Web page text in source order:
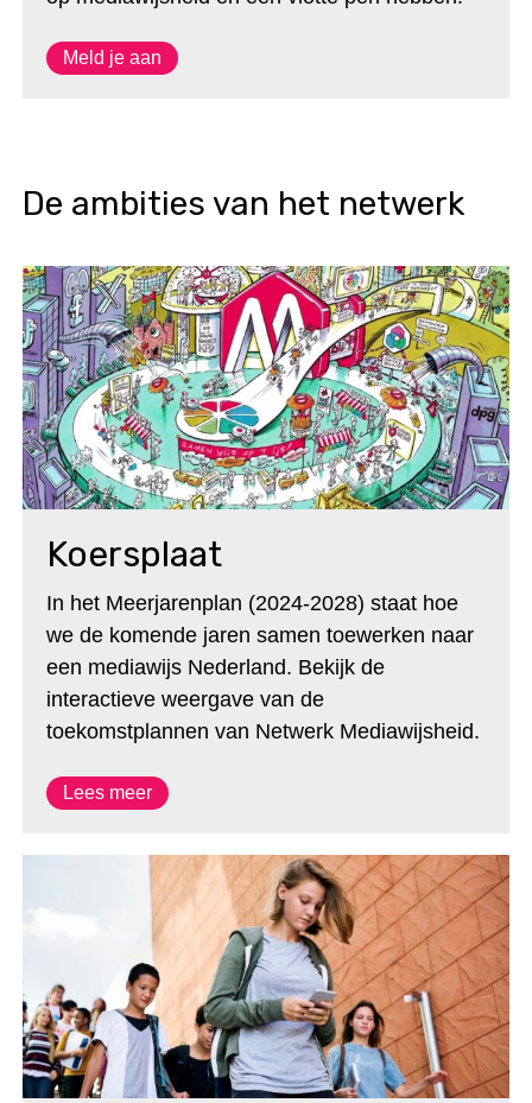
Meld je aan
De ambities van het netwerk
Koersplaat
In het Meerjarenplan (2024-2028) staat hoe
we de komende jaren samen toewerken naar
een mediawijs Nederland. Bekijk de
interactieve weergave van de
toekomstplannen van Netwerk Mediawijsheid.
Lees meer